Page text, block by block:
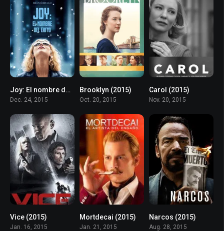
6.6
Joy: El nombre del éxito (2015)
Dec. 24, 2015
Brooklyn (2015)
Oct. 20, 2015
Carol (2015)
Nov. 20, 2015
Vice (2015)
Jan. 16, 2015
5.5
Mortdecai (2015)
Jan. 21, 2015
8.044
Narcos (2015)
Aug. 28, 2015